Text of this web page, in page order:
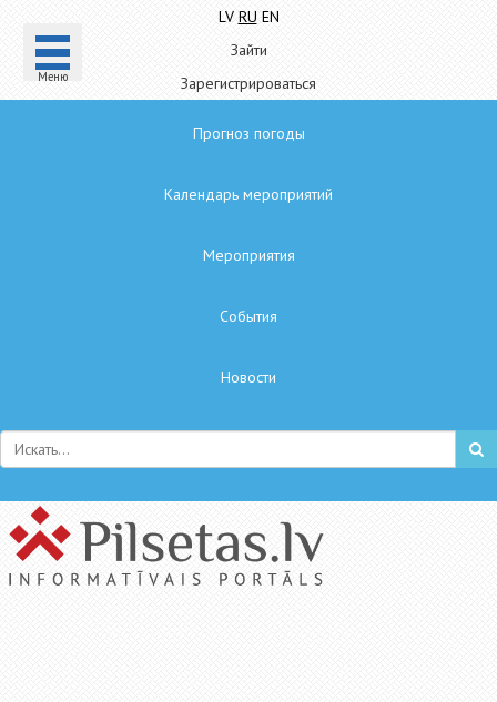
Mеню
LV RU EN
Зайти
Зарегистрироваться
Прогноз погоды
Календарь мероприятий
Мероприятия
Cобытия
Hовости